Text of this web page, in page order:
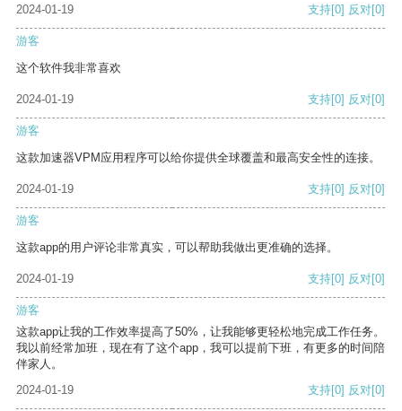
2024-01-19 支持[0] 反对[0]
游客
这个软件我非常喜欢
2024-01-19 支持[0] 反对[0]
游客
这款加速器VPM应用程序可以给你提供全球覆盖和最高安全性的连接。
2024-01-19 支持[0] 反对[0]
游客
这款app的用户评论非常真实，可以帮助我做出更准确的选择。
2024-01-19 支持[0] 反对[0]
游客
这款app让我的工作效率提高了50%，让我能够更轻松地完成工作任务。
我以前经常加班，现在有了这个app，我可以提前下班，有更多的时间陪
伴家人。
2024-01-19
支持[0] 反对[0]